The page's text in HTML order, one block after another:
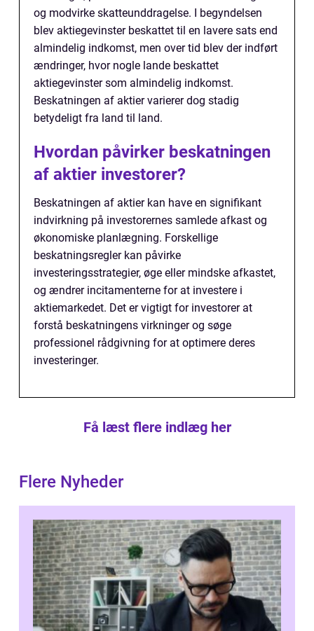
og modvirke skatteunddragelse. I begyndelsen
blev aktiegevinster beskattet til en lavere sats end
almindelig indkomst, men over tid blev der indført
ændringer, hvor nogle lande beskattet
aktiegevinster som almindelig indkomst.
Beskatningen af aktier varierer dog stadig
betydeligt fra land til land.
Hvordan påvirker beskatningen
af aktier investorer?
Beskatningen af aktier kan have en signifikant
indvirkning på investorernes samlede afkast og
økonomiske planlægning. Forskellige
beskatningsregler kan påvirke
investeringsstrategier, øge eller mindske afkastet,
og ændrer incitamenterne for at investere i
aktiemarkedet. Det er vigtigt for investorer at
forstå beskatningens virkninger og søge
professionel rådgivning for at optimere deres
investeringer.
Få læst flere indlæg her
Flere Nyheder